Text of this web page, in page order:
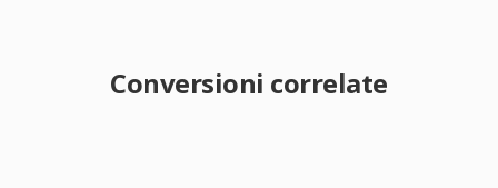
Conversioni correlate